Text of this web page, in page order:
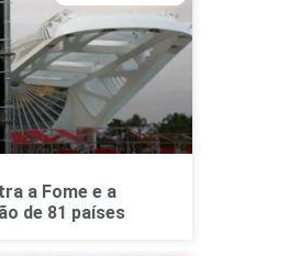
a Fome e a
de 81 países